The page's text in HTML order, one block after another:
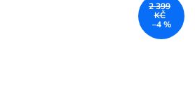
2 399
KČ
–4 %